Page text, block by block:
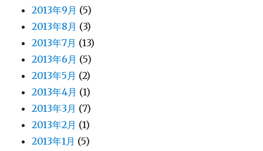
2013年9月 (5)
2013年8月 (3)
2013年7月 (13)
2013年6月 (5)
2013年5月 (2)
2013年4月 (1)
2013年3月 (7)
2013年2月 (1)
2013年1月 (5)